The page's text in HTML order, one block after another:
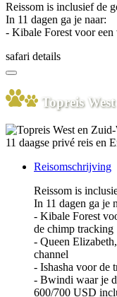
Reissom is inclusief de
In 11 dagen ga je naar:
- Kibale Forest voor
safari details
Topreis
11 daagse privé reis en
Reisomschrijving
Reissom is
In 11 dagen ga je
- Kibale Forest
de chimp tracking
- Queen
channel
- Ishasha voor de
- Bwindi waar je
600/700 USD